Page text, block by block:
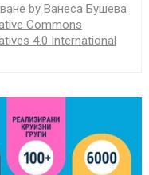
by Ванеса Бушева
Commons
4.0 International